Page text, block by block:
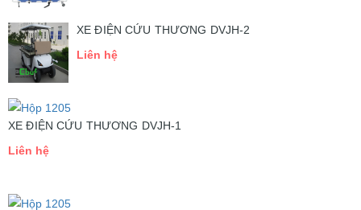
XE ĐIỆN CỨU THƯƠNG DVJH-2
Liên hệ
XE ĐIỆN CỨU THƯƠNG DVJH-1
Liên hệ